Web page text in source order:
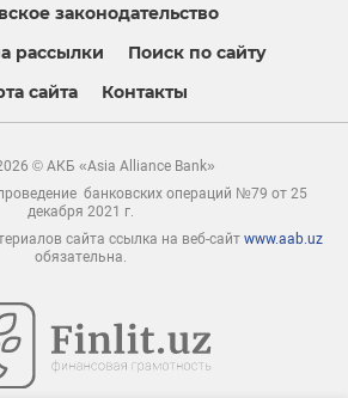
законодательство
рассылки
Поиск по сайту
сайта
Контакты
© АКБ «Asia Alliance Bank»
банковских операций №79 от 25
декабря 2021 г.
сайта ссылка на веб-сайт www.aab.uz
обязательна.